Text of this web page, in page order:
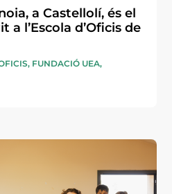
a Castellolí, és el
l’Escola d’Oficis de
, FUNDACIÓ UEA,